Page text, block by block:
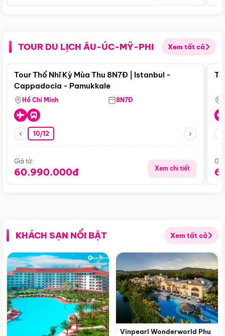
TOUR DU LỊCH ÂU-ÚC-MỸ-PHI Xem tất cả
Điểm nổi bật
Tour Thổ Nhĩ Kỳ Mùa Thu 8N7Đ | Istanbul -
Cappadocia - Pamukkale
Hồ Chí Minh 8N7Đ
10/12
Giá từ:
60.990.000đ Xem chi tiết
KHÁCH SẠN NỔI BẬT Xem tất cả
Vinpearl Wonderworld Phu